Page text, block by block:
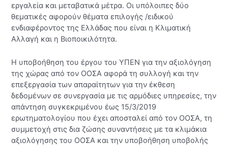
εργαλεία και μεταβατικά μέτρα. Οι υπόλοιπες δύο
θεματικές αφορούν θέματα επιλογής /ειδικού
ενδιαφέροντος της Ελλάδας που είναι η Κλιματική
Αλλαγή και η Βιοποικιλότητα.
Η υποβοήθηση του έργου του ΥΠΕΝ για την αξιολόγηση
της χώρας από τον ΟΟΣΑ αφορά τη συλλογή και την
επεξεργασία των απαραίτητων για την έκθεση
δεδομένων σε συνεργασία με τις αρμόδιες υπηρεσίες, την
απάντηση συγκεκριμένου έως 15/3/2019
ερωτηματολογίου που έχει αποσταλεί από τον ΟΟΣΑ, τη
συμμετοχή στις δια ζώσης συναντήσεις με τα κλιμάκια
αξιολόγησης του ΟΟΣΑ και την υποβοήθηση υποβολής